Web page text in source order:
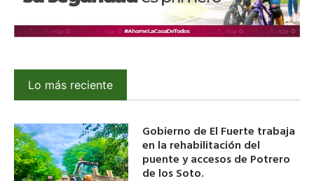
Lo más reciente
Gobierno de El Fuerte trabaja
en la rehabilitación del
puente y accesos de Potrero
de los Soto.